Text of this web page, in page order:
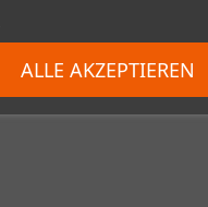
ALLE AKZEPTIEREN